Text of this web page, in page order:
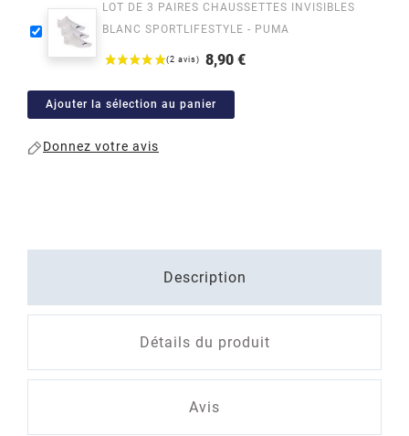
habituel
LOT DE 3 PAIRES CHAUSSETTES INVISIBLES
BLANC SPORTLIFESTYLE - PUMA
Prix 8,90 €
Ajouter la sélection au panier
Donnez votre avis
Description
Détails du produit
Avis